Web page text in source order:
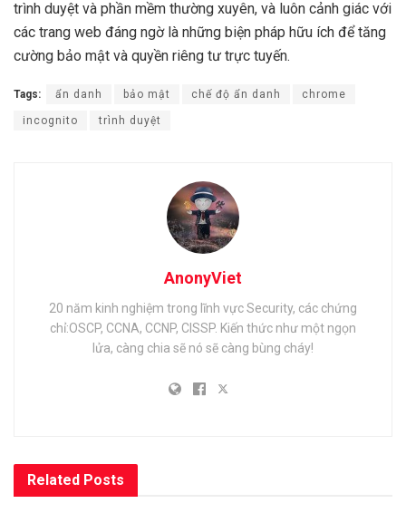
trình duyệt và phần mềm thường xuyên, và luôn cảnh giác với
các trang web đáng ngờ là những biện pháp hữu ích để tăng
cường bảo mật và quyền riêng tư trực tuyến.
Tags: ẩn danh bảo mật chế độ ẩn danh chrome
incognito trình duyệt
AnonyViet
20 năm kinh nghiệm trong lĩnh vực Security, các chứng
chỉ:OSCP, CCNA, CCNP, CISSP. Kiến thức như một ngọn
lửa, càng chia sẽ nó sẽ càng bùng cháy!
Related Posts